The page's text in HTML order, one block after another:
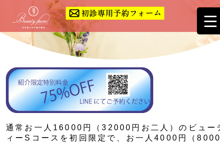
通常お一人16000円（32000円お二人）のビュー
ィーSコースを初回限定で、お一人4000円（